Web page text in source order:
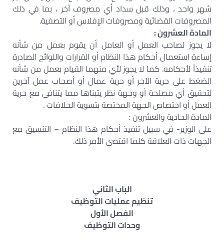
شهر واحد ، وذلك قبل سداد أي مصروف آخر ، بما في ذلك
المصروفات القضائية ومصروفات الإفلاس أو التصفية.
المادة العشرون :
لا يجوز لصاحب العمل أو العامل أن يقوم بعمل من شأنه
إساءة استعمال أحكام هذا النظام أو القرارات واللوائح الصادرة
تنفيذاً لأحكامه. كما لا يجوز لأي منهما القيام بعمل من شأنه
الضغط على حرية الآخر أو حرية عمال أو أصحاب عمل آخرين
لتحقيق أي مصلحة أو وجهة نظر يتبناها مما يتنافى مع حرية
العمل أو اختصاص الجهة المختصة بتسوية الخلافات .
المادة الحادية والعشرون :
على الوزير- في سبيل تنفيذ أحكام هذا النظام – التنسيق مع
الجهات ذات العلاقة كلما اقتضى الأمر ذلك.
الباب الثاني
تنظيم عمليات التوظيف
الفصل الأول
وحدات التوظيف